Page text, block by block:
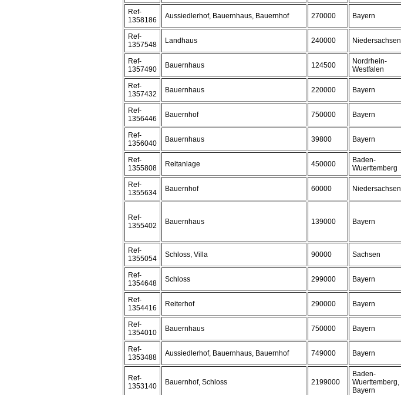
Ref-
1358186
Aussiedlerhof, Bauernhaus, Bauernhof 270000 Bayern
Ref-
1357548
Landhaus 240000 Niedersachsen
Ref-
1357490
Bauernhaus 124500
Nordrhein-
Westfalen
Ref-
1357432
Bauernhaus 220000 Bayern
Ref-
1356446
Bauernhof 750000 Bayern
Ref-
1356040
Bauernhaus 39800 Bayern
Ref-
1355808
Reitanlage 450000
Baden-
Wuerttemberg
Ref-
1355634
Bauernhof 60000 Niedersachsen
Ref-
1355402
Bauernhaus 139000 Bayern
Ref-
1355054
Schloss, Villa 90000 Sachsen
Ref-
1354648
Schloss 299000 Bayern
Ref-
1354416
Reiterhof 290000 Bayern
Ref-
1354010
Bauernhaus 750000 Bayern
Ref-
1353488
Aussiedlerhof, Bauernhaus, Bauernhof 749000 Bayern
Ref-
1353140
Bauernhof, Schloss 2199000
Baden-
Wuerttemberg,
Bayern